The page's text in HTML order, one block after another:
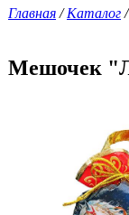
Главная /Каталог
Мешочек